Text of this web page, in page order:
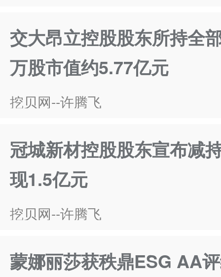
交大昂立控股股东所持全
万股市值约5.77亿元
挖贝网--许腾飞
冠城新材控股股东宣布减
现1.5亿元
挖贝网--许腾飞
蒙娜丽莎获秩鼎ESG AA